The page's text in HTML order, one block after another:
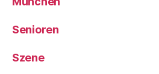
Senioren
Szene